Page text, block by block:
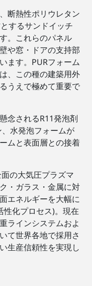
断熱性ポリウレタン
するサンドイッチ
。これらのパネル
や窓・ドアの支持部
ます。PURフォーム
、この種の建築用外
うえで極めて重要で
念されるR11発泡剤
水発泡フォームが
ムと表面層との接着
の大気圧プラズマ
・ガラス・金属に対
エネルギーを大幅に
性化プロセス)。現在
ラインシステムおよ
て世界各地で採用さ
生産信頼性を実現し